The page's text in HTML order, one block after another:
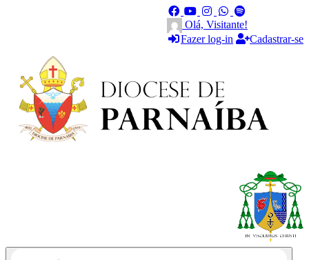
Olá, Visitante!
Fazer log-in
Cadastrar-se